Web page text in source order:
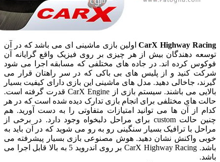
CarX Highwayاولین بازی ماشینی ای می باشد که در آن
دهندگان بیش از هر چیزی بر روی فیزیک واقع گرایانه آن
کرده اند. در جاده های مختلفی که مسابقه اجرا می شود
و از پلیس های بی باکی که در سر راهتان قرار می
جاخالی دهید. مدل های ماشینی این بازی دارای کیفیت بسیار
بالایی می باشند. سیستم بازی از CarX Engine قدرت گرفته است.
مختلفی برای انجام بازی تدارک دیده شده است که در هر
آن ها می توانید امتیازات متفاوتی را به دست آورید. هم
چنین حالت custom برای مراحل دلبخواه وجود دارد. در برخی از
با ترافیک بسیار سنگینی رو به رو می شوید که در آن باید به
نشان دهید. هوش مصنوعی بازی بسیار پیشرفته می
باشد. CarX Highway Racing بر روی اندروید 5 به بالا قابل اجرا می